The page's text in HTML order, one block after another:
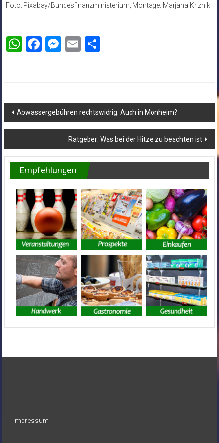
Foto: Pixabay/Bundesfinanzministerium; Montage: Marjana Kriznik
WhatsApp
Facebook
Messenger
EmailTeilen
Beitragsnavigation
Abwassergebühren rechtswidrig: Auch in Monheim?
Ratgeber: Was bei der Hitze zu beachten ist
Empfehlungen
Impressum